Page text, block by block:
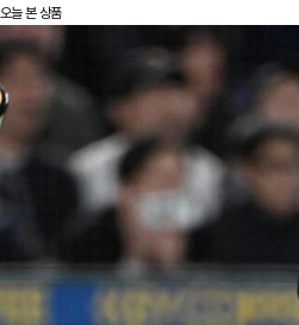
오늘 본 상품